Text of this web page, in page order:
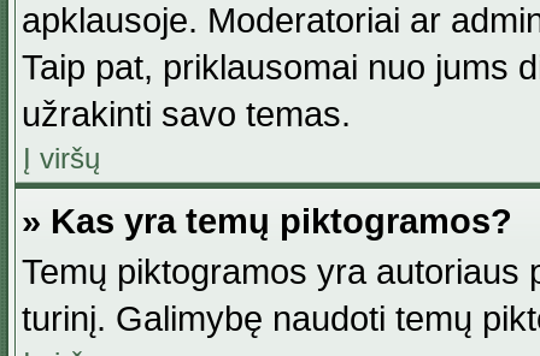
apklausoje. Moderatoriai ar
Taip pat, priklausomai nuo jums
užrakinti savo temas.
Į viršų
» Kas yra temų piktogramos?
Temų piktogramos yra autoriaus
turinį. Galimybę naudoti temų